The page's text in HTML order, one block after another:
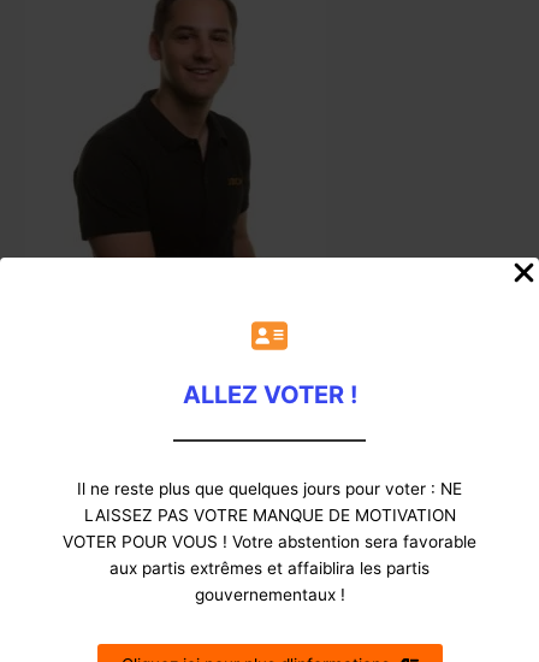
ALLEZ VOTER !
Il ne reste plus que quelques jours pour voter : NE
LAISSEZ PAS VOTRE MANQUE DE MOTIVATION
VOTER POUR VOUS ! Votre abstention sera favorable
aux partis extrêmes et affaiblira les partis
gouvernementaux !